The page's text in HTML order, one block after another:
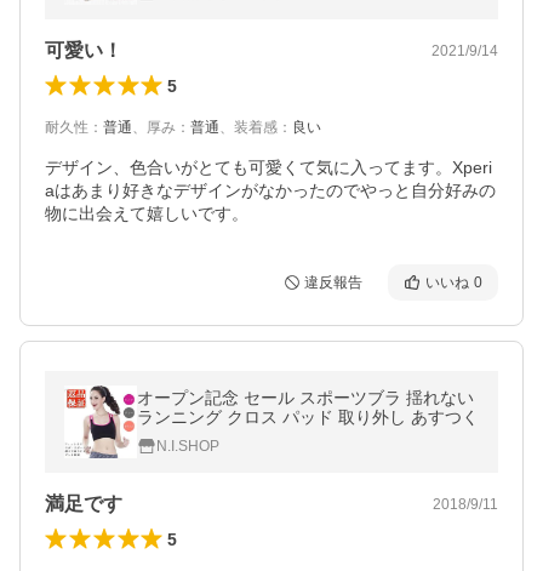
可愛い！ 2021/9/14
5
耐久性 ： 普通、 厚み ： 普通、 装着感 ： 良い
デザイン、色合いがとても可愛くて気に入ってます。Xperi
aはあまり好きなデザインがなかったのでやっと自分好みの
物に出会えて嬉しいです。
違反報告 いいね 0
オープン記念 セール スポーツブラ 揺れない
ランニング クロス パッド 取り外し あすつく
N.I.SHOP
満足です 2018/9/11
5